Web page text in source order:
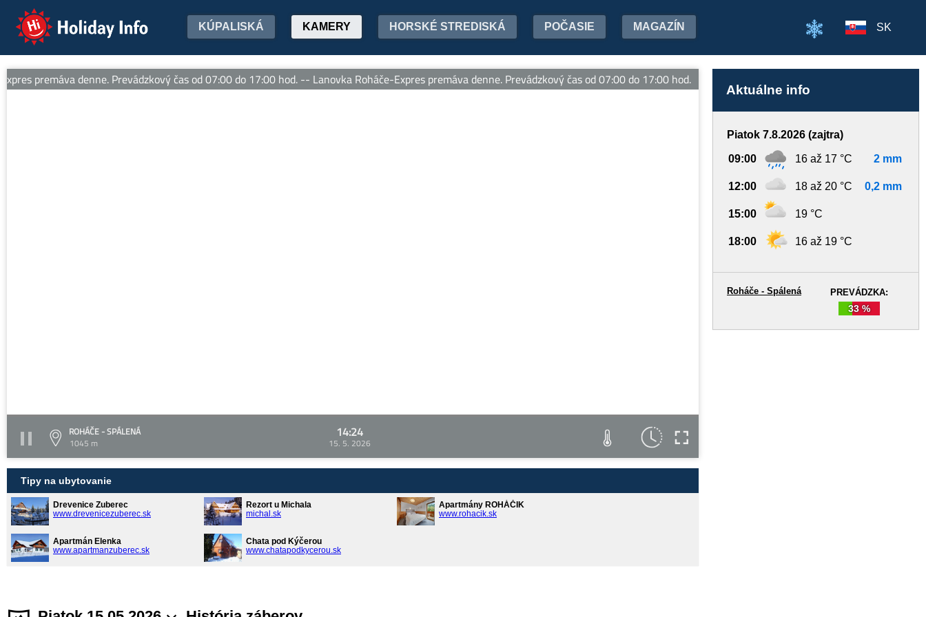
Holiday Info KÚPALISKÁ KAMERY HORSKÉ STREDISKÁ POČASIE MAGAZÍN SK
premáva denne. Prevádzkový čas od 07:00 do 17:00 hod. -- Lanovka Roháče-Expres premáva denne. Prevádzkový čas od 07:00 do 17:00 hod.
ROHÁČE - SPÁLENÁ
1045 m
14:24
15. 5. 2026
Tipy na ubytovanie
Drevenice Zuberec
www.drevenicezuberec.sk
Rezort u Michala
michal.sk
Apartmány ROHÁČIK
www.rohacik.sk
Apartmán Elenka
www.apartmanzuberec.sk
Chata pod Kýčerou
www.chatapodkycerou.sk
Aktuálne info
Piatok 7.8.2026 (zajtra)
09:00 16 až 17 °C 2 mm
12:00 18 až 20 °C 0,2 mm
15:00 19 °C
18:00 16 až 19 °C
PREVÁDZKA:
33 %
Roháče - Spálená